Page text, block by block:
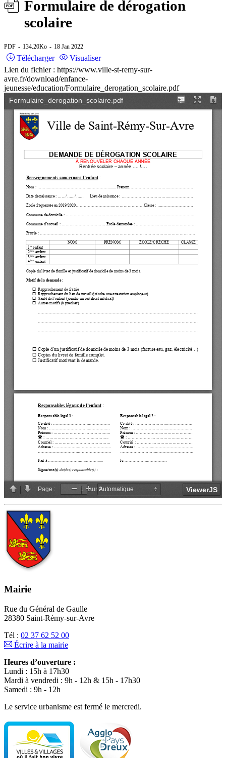
Formulaire de dérogation
scolaire
PDF 134.20Ko 18 Jan 2022
Télécharger
Visualiser
Lien du fichier : https://www.ville-st-remy-sur-
avre.fr/download/enfance-
jeunesse/education/Formulaire_derogation_scolaire.pdf
Mairie
Rue du Général de Gaulle
28380 Saint-Rémy-sur-Avre
Tél : 02 37 62 52 00
Écrire à la mairie
Heures d’ouverture :
Lundi : 15h à 17h30
Mardi à vendredi : 9h - 12h & 15h - 17h30
Samedi : 9h - 12h
Le service urbanisme est fermé le mercredi.